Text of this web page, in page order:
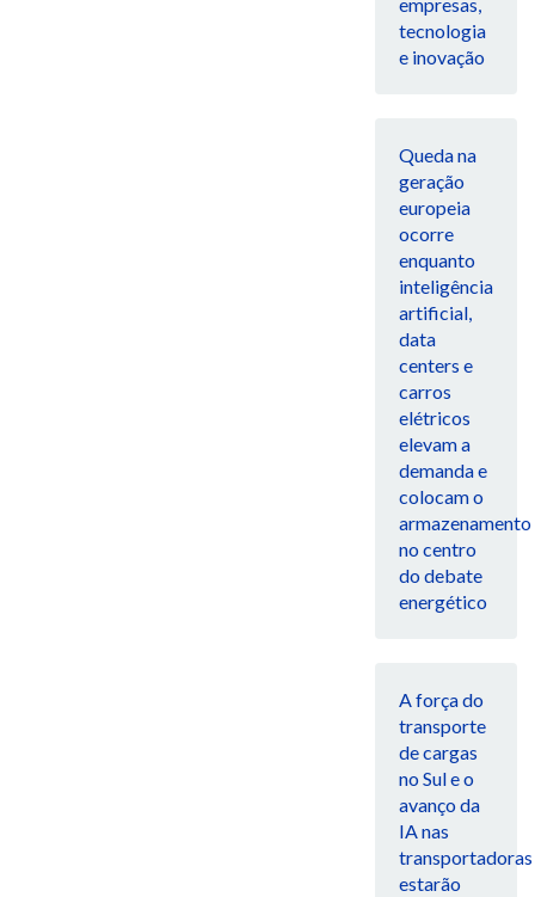
tecnologia
e inovação
Queda na
geração
europeia
ocorre
enquanto
inteligência
artificial,
data
centers e
carros
elétricos
elevam a
demanda e
colocam o
armazenamento
no centro
do debate
energético
A força do
transporte
de cargas
no Sul e o
avanço da
IA nas
transportadoras
estarão